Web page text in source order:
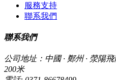
服務支持
聯系我們
聯系我們
公司地址：中國 · 鄭州 · 滎陽
200米